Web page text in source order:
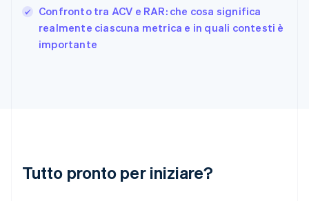
Confronto tra ACV e RAR: che cosa significa
realmente ciascuna metrica e in quali contesti è
importante
Tutto pronto per iniziare?
English
Grecia
English
Liechtenstein
DeutschEnglish